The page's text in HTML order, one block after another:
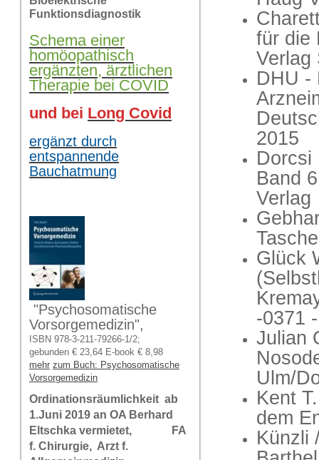
Funktionsdiagnostik
Schema einer
homöopathisch
ergänzten, ärztlichen
Therapie bei COVID
und bei Long Covid
ergänzt durch
entspannende
Bauchatmung
"Psychosomatische
Vorsorgemedizin",
ISBN 978-3-211-79266-1/2;
gebunden € 23,64 E-book € 8,98
mehr zum Buch: Psychosomatische
Vorsorgemedizin
Ordinationsräumlichkeit ab
1.Juni 2019 an OA Berhard
Eltschka vermietet, FA
f. Chirurgie, Arzt f.
für die
Verlag
DHU -
2015
Dorcsi
Band
Verlag
Glück
-0371
Julian
Ulm/
Kent
dem
Künzli